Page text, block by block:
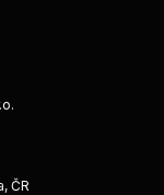
ČR